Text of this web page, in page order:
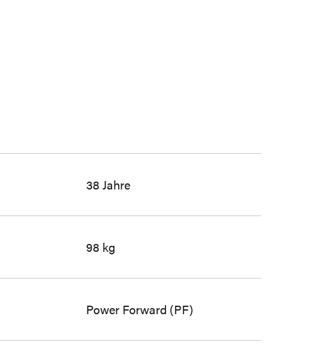
38 Jahre
98 kg
Power Forward (PF)